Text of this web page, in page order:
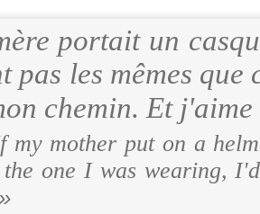
portait un
pas les mêmes
chemin. Et
my mother put on a
the one I was wearing,